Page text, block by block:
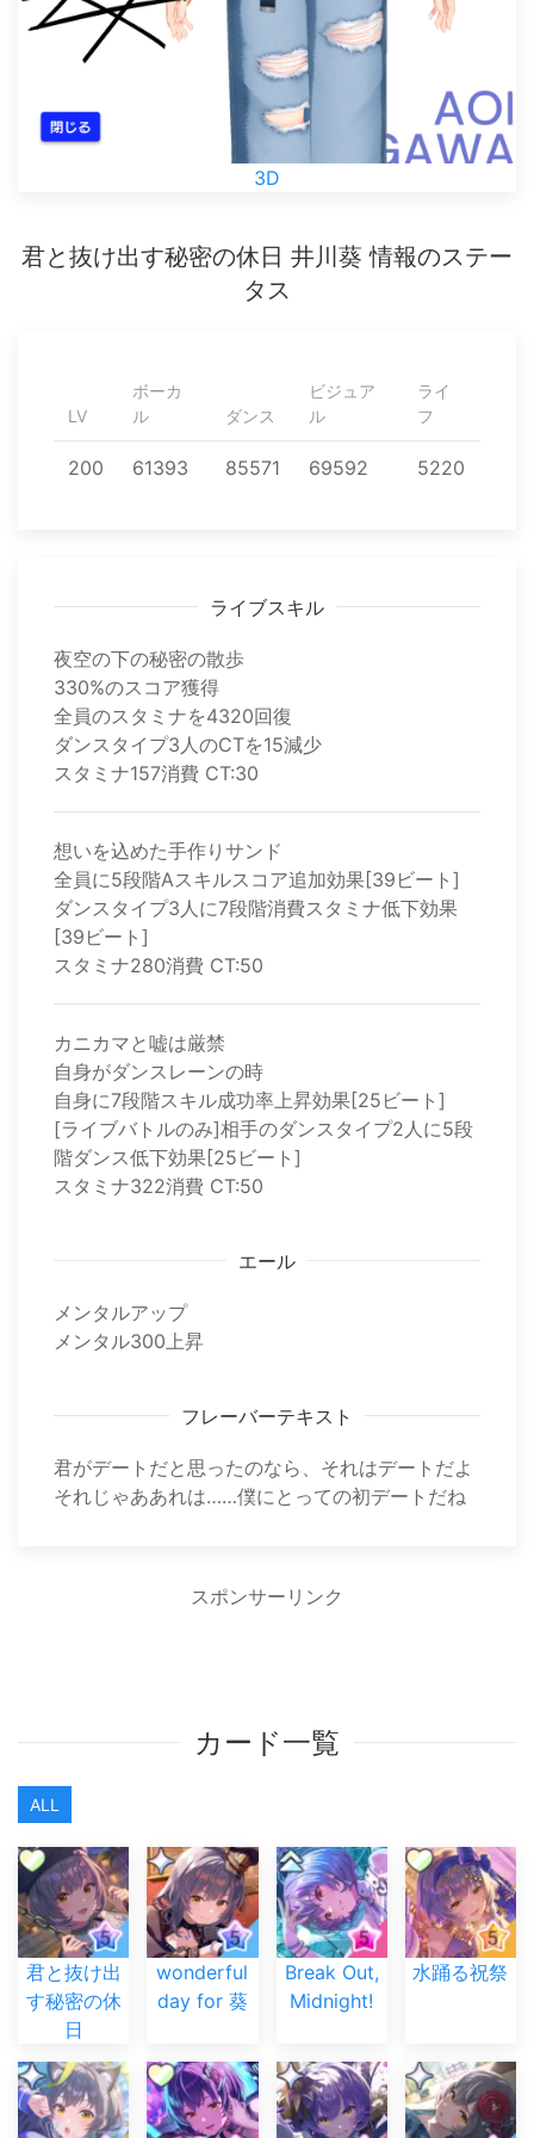
3D
君と抜け出す秘密の休日 井川葵 情報のステー
タス
LV
ボーカ
ル
ダンス
ビジュア
ル
ライ
フ
200 61393 85571 69592 5220
ライブスキル
夜空の下の秘密の散歩
330%のスコア獲得
全員のスタミナを4320回復
ダンスタイプ3人のCTを15減少
スタミナ157消費 CT:30
想いを込めた手作りサンド
全員に5段階Aスキルスコア追加効果[39ビート]
ダンスタイプ3人に7段階消費スタミナ低下効果
[39ビート]
スタミナ280消費 CT:50
カニカマと嘘は厳禁
自身がダンスレーンの時
自身に7段階スキル成功率上昇効果[25ビート]
[ライブバトルのみ]相手のダンスタイプ2人に5段
階ダンス低下効果[25ビート]
スタミナ322消費 CT:50
エール
メンタルアップ
メンタル300上昇
フレーバーテキスト
君がデートだと思ったのなら、それはデートだよ
それじゃああれは……僕にとっての初デートだね
スポンサーリンク
カード一覧
ALL
君と抜け出
す秘密の休
日
wonderful
day for 葵
Break Out,
Midnight!
水踊る祝祭